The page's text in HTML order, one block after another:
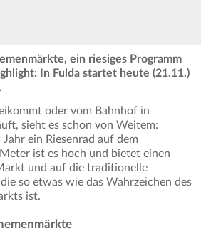
ein riesiges Programm
In Fulda startet heute (21.11.)
oder vom Bahnhof in
sieht es schon von Weitem:
ein Riesenrad auf dem
ist es hoch und bietet einen
und auf die traditionelle
so etwas wie das Wahrzeichen des
ist.